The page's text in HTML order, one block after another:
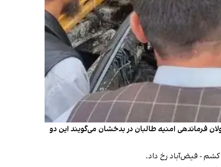
فیض‌آباد، شش نفر جان باخته و ۲۵ نفر دیگر زخمی شدند. مسئولان فرماندهی امنیه طالبان در بدخشان می‌گویند این دو
کشم - فیض‌آباد رخ داد.